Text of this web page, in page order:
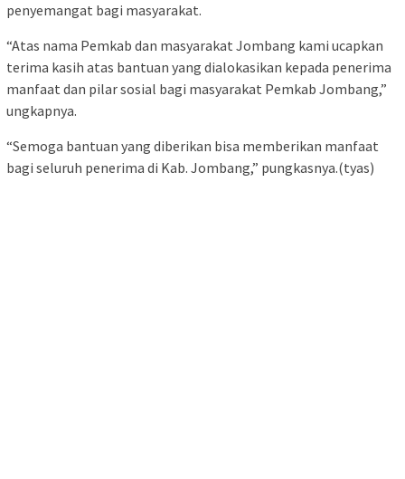
penyemangat bagi masyarakat.
“Atas nama Pemkab dan masyarakat Jombang kami ucapkan
terima kasih atas bantuan yang dialokasikan kepada penerima
manfaat dan pilar sosial bagi masyarakat Pemkab Jombang,”
ungkapnya.
“Semoga bantuan yang diberikan bisa memberikan manfaat
bagi seluruh penerima di Kab. Jombang,” pungkasnya.(tyas)